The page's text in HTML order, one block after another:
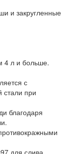
и закругленные
4 л и больше.
с
стали при
благодаря